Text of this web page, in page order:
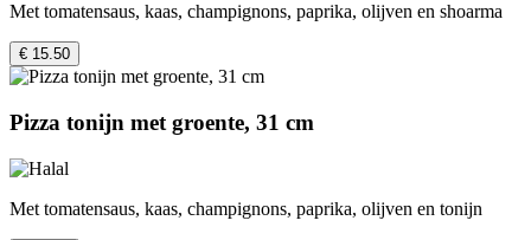
Met tomatensaus, kaas, champignons, paprika, olijven en shoarma
€ 15.50
Pizza tonijn met groente, 31 cm
Met tomatensaus, kaas, champignons, paprika, olijven en tonijn